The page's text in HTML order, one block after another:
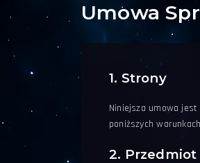
Umowa
1. Strony
Niniejsza umowa
poniższych
2.